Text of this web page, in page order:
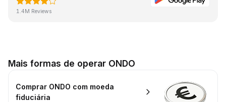
1.4M Reviews
Mais formas de operar ONDO
Comprar ONDO com moeda
fiduciária